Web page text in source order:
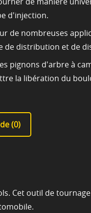
d'injection.
de nombreuses
de distribution et de
pignons d'arbre à
la libération du
(0)
Cet outil de